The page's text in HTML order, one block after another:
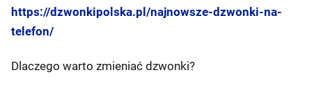
https://dzwonkipolska.pl/najnowsze-dzwonki-na-
telefon/
Dlaczego warto zmieniać dzwonki?